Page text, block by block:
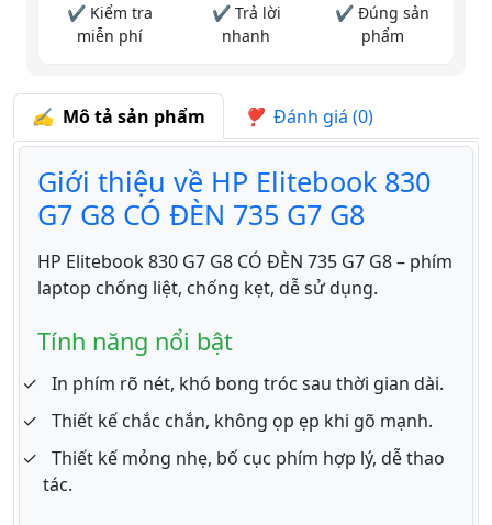
✔ Kiểm tra
miễn phí
✔ Trả lời
nhanh
✔ Đúng sản
phẩm
Mô tả sản phẩm Đánh giá (0)
Giới thiệu về HP Elitebook 830
G7 G8 CÓ ĐÈN 735 G7 G8
HP Elitebook 830 G7 G8 CÓ ĐÈN 735 G7 G8 – phím
laptop chống liệt, chống kẹt, dễ sử dụng.
Tính năng nổi bật
In phím rõ nét, khó bong tróc sau thời gian dài.
Thiết kế chắc chắn, không ọp ẹp khi gõ mạnh.
Thiết kế mỏng nhẹ, bố cục phím hợp lý, dễ thao
tác.